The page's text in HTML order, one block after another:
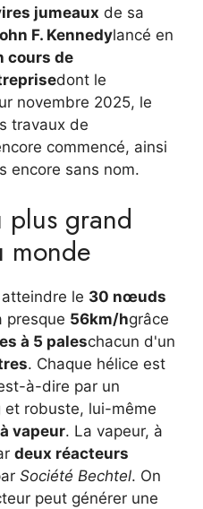
jumeaux de sa
F. Kennedylancé en
cours de
dont le
novembre 2025, le
travaux de
commencé, ainsi
encore sans nom.
plus grand
monde
le 30 nœuds
presque 56km/hgrâce
à 5 paleschacun d'un
. Chaque hélice est
à-dire par un
et robuste, lui-même
vapeur. La vapeur, à
deux réacteurs
Société Bechtel. On
peut générer une